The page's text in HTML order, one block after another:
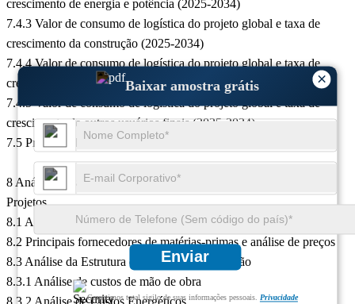
×
Baixar amostra grátis
Enviar
Garantimos total sigilo de suas informações pessoais. Privacidade
crescimento de energia e potência (2025-2034)
7.4.3 Valor de consumo de logística do projeto global e taxa de
crescimento da construção (2025-2034)
7.4.4 Valor de consumo de logística do projeto global e taxa de
crescimento da manufatura (2025-2034)
7.4.5 Valor de consumo de logística do projeto global e taxa de
crescimento de outros usuários finais (2025-2034)
7.5 Previsão de mercado de logística de projetos sob COVID-19
8 Análise Upstream e Downstream do Mercado de Logística de
Projetos
8.1 Análise da Cadeia Industrial de Logística de Projetos
8.2 Principais fornecedores de matérias-primas e análise de preços
8.3 Análise da Estrutura de Custos de Fabricação
8.3.1 Análise de custos de mão de obra